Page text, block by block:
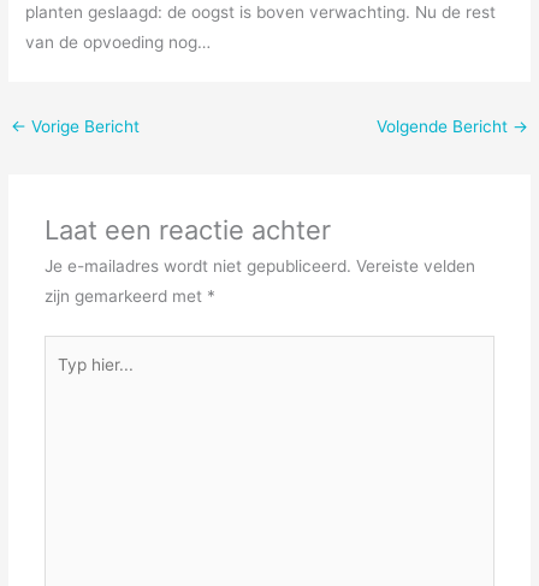
planten geslaagd: de oogst is boven verwachting. Nu de rest
van de opvoeding nog…
← Vorige Bericht Volgende Bericht →
Laat een reactie achter
Je e-mailadres wordt niet gepubliceerd. Vereiste velden
zijn gemarkeerd met *
hier...